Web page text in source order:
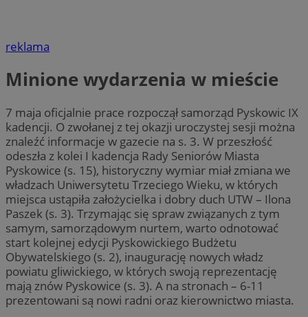
reklama
Minione wydarzenia w mieście
7 maja oficjalnie prace rozpoczął samorząd Pyskowic IX
kadencji. O zwołanej z tej okazji uroczystej sesji można
znaleźć informacje w gazecie na s. 3. W przeszłość
odeszła z kolei I kadencja Rady Seniorów Miasta
Pyskowice (s. 15), historyczny wymiar miał zmiana we
władzach Uniwersytetu Trzeciego Wieku, w których
miejsca ustąpiła założycielka i dobry duch UTW – Ilona
Paszek (s. 3). Trzymając się spraw związanych z tym
samym, samorządowym nurtem, warto odnotować
start kolejnej edycji Pyskowickiego Budżetu
Obywatelskiego (s. 2), inaugurację nowych władz
powiatu gliwickiego, w których swoją reprezentację
mają znów Pyskowice (s. 3). A na stronach – 6-11
prezentowani są nowi radni oraz kierownictwo miasta.